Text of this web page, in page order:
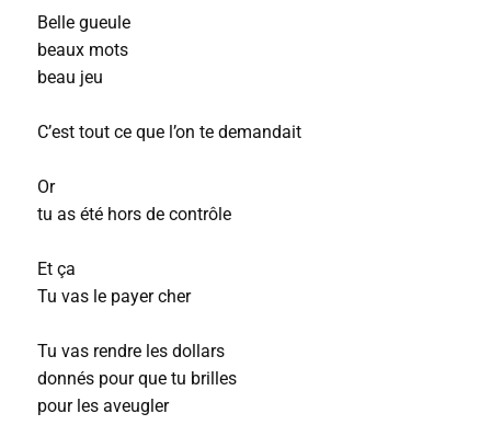
Belle gueule
beaux mots
beau jeu
C’est tout ce que l’on te demandait
Or
tu as été hors de contrôle
Et ça
Tu vas le payer cher
Tu vas rendre les dollars
donnés pour que tu brilles
pour les aveugler